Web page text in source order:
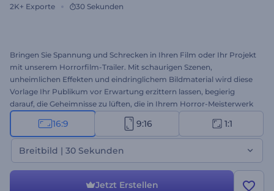
2K+ Exporte 30 Sekunden
Bringen Sie Spannung und Schrecken in Ihren Film oder Ihr Projekt
mit unserem Horrorfilm-Trailer. Mit schaurigen Szenen,
unheimlichen Effekten und eindringlichem Bildmaterial wird diese
Vorlage Ihr Publikum vor Erwartung erzittern lassen, begierig
darauf, die Geheimnisse zu lüften, die in Ihrem Horror-Meisterwerk
warten. Die Anpassung ist ein Kinderspiel: Laden Sie Ihre
Mediendateien hoch, geben Sie Ihre Texte ein, nehmen Sie alle
erforderlichen Anpassungen vor und vervollständigen Sie Ihr
gruseliges Videoprojekt mit Hintergrundmusik oder sogar mit Ihrer
eigenen Stimme. Perfekt für Horrorfilme, spannende Teaser,
16:9 9:16 1:1
Breitbild | 30 Sekunden
Jetzt Erstellen